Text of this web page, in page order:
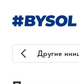
Другие